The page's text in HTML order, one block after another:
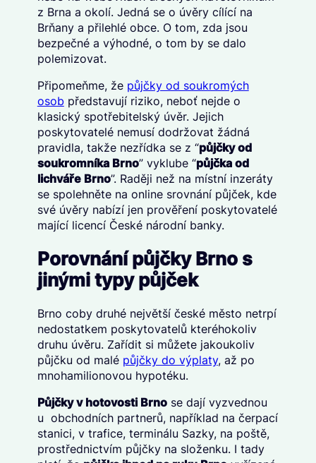
z Brna a okolí. Jedná se o úvěry cílící na
Brňany a přilehlé obce. O tom, zda jsou
bezpečné a výhodné, o tom by se dalo
polemizovat.
Připomeňme, že půjčky od soukromých
osob představují riziko, neboť nejde o
klasický spotřebitelský úvěr. Jejich
poskytovatelé nemusí dodržovat žádná
pravidla, takže nezřídka se z “půjčky od
soukromníka Brno” vyklube “půjčka od
lichváře Brno”. Raději než na místní inzeráty
se spolehněte na online srovnání půjček, kde
své úvěry nabízí jen prověření poskytovatelé
mající licencí České národní banky.
Porovnání půjčky Brno s
jinými typy půjček
Brno coby druhé největší české město netrpí
nedostatkem poskytovatelů kteréhokoliv
druhu úvěru. Zařídit si můžete jakoukoliv
půjčku od malé půjčky do výplaty, až po
mnohamilionovou hypotéku.
Půjčky v hotovosti Brnose dají vyzvednou
u obchodních partnerů, například na čerpací
stanici, v trafice, terminálu Sazky, na poště,
prostřednictvím půjčky na složenku. I tady